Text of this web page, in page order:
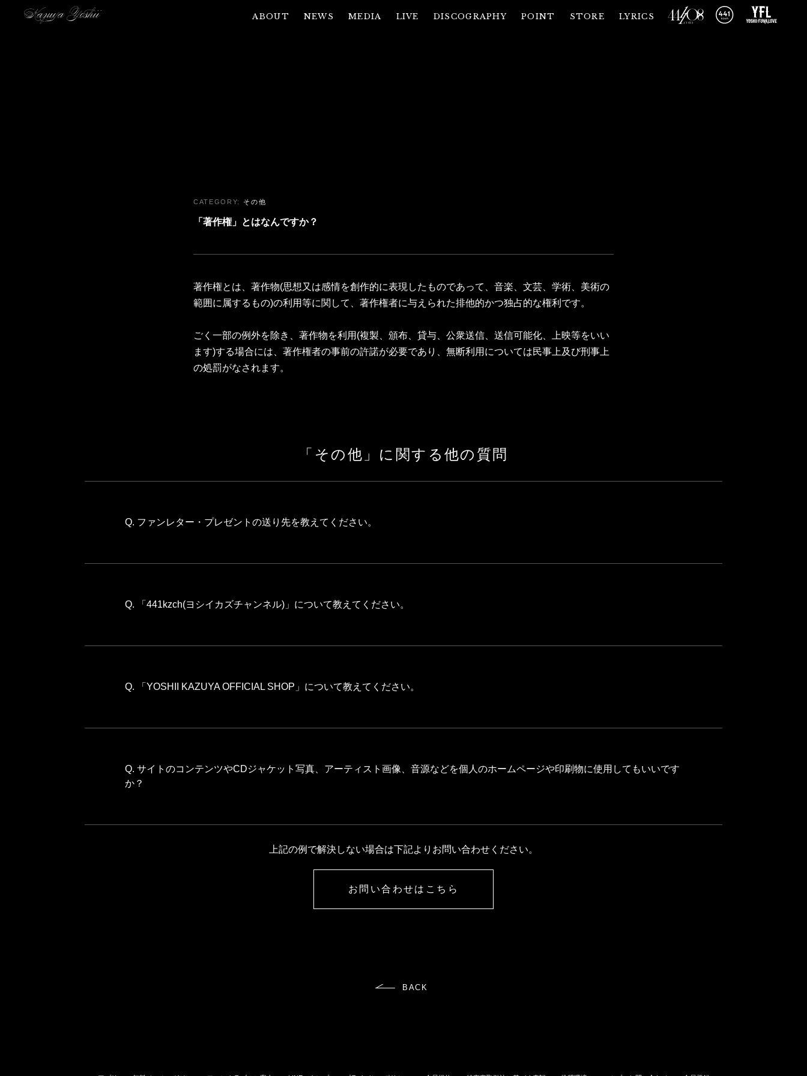
ABOUT NEWS MEDIA LIVE DISCOGRAPHY POINT STORE LYRICS
その他
「著作権」とはなんですか？
著作権とは、著作物(思想又は感情を創作的に表現したものであって、音楽、文芸、学術、美術の
範囲に属するもの)の利用等に関して、著作権者に与えられた排他的かつ独占的な権利です。
ごく一部の例外を除き、著作物を利用(複製、頒布、貸与、公衆送信、送信可能化、上映等をいい
ます)する場合には、著作権者の事前の許諾が必要であり、無断利用については民事上及び刑事上
の処罰がなされます。
「その他」に関する他の質問
Q. ファンレター・プレゼントの送り先を教えてください。
Q. 「441kzch(ヨシイカズチャンネル)」について教えてください。
Q. 「YOSHII KAZUYA OFFICIAL SHOP」について教えてください。
Q. サイトのコンテンツやCDジャケット写真、アーティスト画像、音源などを個人のホームページや印刷物に使用してもいいです
か？
上記の例で解決しない場合は下記よりお問い合わせください。
お問い合わせはこちら
BACK